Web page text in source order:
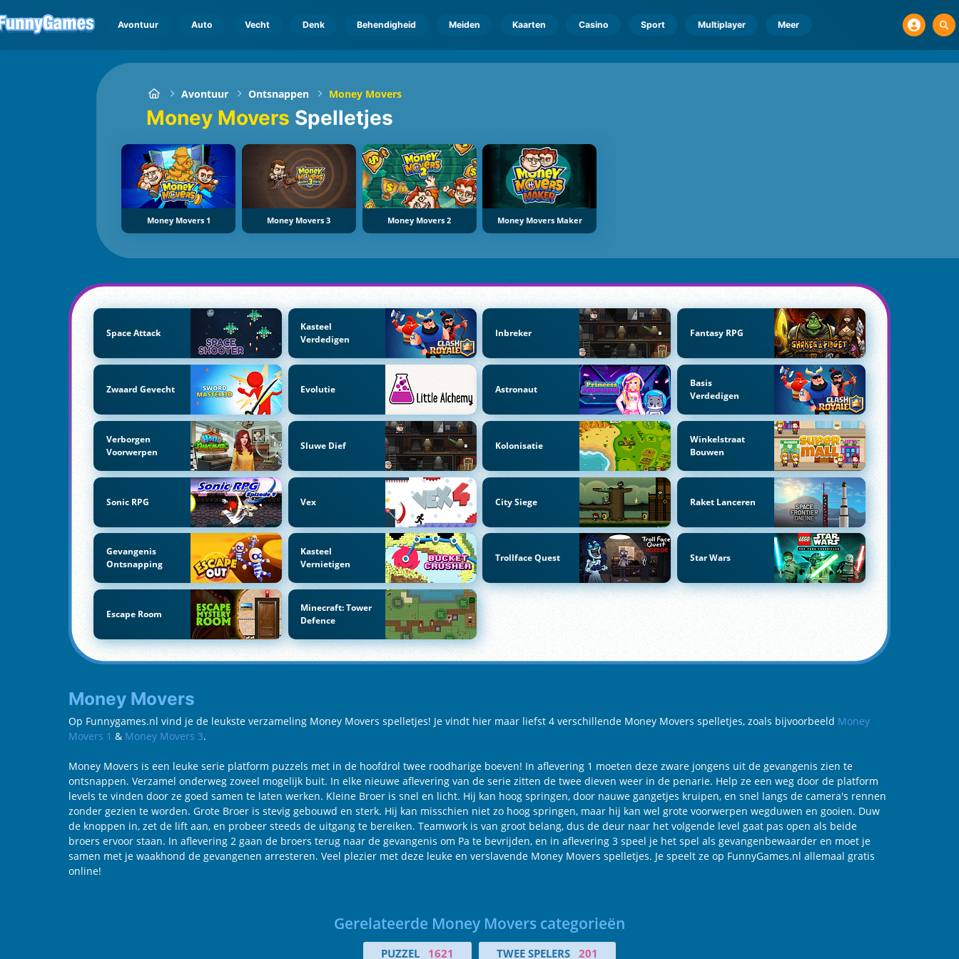
Avontuur Auto Vecht Denk Behendigheid Meiden Kaarten Casino Sport Multiplayer Meer
Avontuur Ontsnappen Money Movers
Money Movers Spelletjes
Money Movers 1 Money Movers 3 Money Movers 2 Money Movers Maker
Space Attack
Kasteel
Verdedigen
Inbreker Fantasy RPG
Zwaard Gevecht Evolutie Astronaut
Basis
Verdedigen
Verborgen
Voorwerpen
Sluwe Dief Kolonisatie
Winkelstraat
Bouwen
Sonic RPG Vex City Siege Raket Lanceren
Gevangenis
Ontsnapping
Kasteel
Vernietigen
Trollface Quest Star Wars
Escape Room
Minecraft: Tower
Defence
Money Movers
Op Funnygames.nl vind je de leukste verzameling Money Movers spelletjes! Je vindt hier maar liefst 4 verschillende Money Movers spelletjes, zoals bijvoorbeeld Money
Movers 1 & Money Movers 3.
Money Movers is een leuke serie platform puzzels met in de hoofdrol twee roodharige boeven! In aflevering 1 moeten deze zware jongens uit de gevangenis zien te
ontsnappen. Verzamel onderweg zoveel mogelijk buit. In elke nieuwe aflevering van de serie zitten de twee dieven weer in de penarie. Help ze een weg door de platform
levels te vinden door ze goed samen te laten werken. Kleine Broer is snel en licht. Hij kan hoog springen, door nauwe gangetjes kruipen, en snel langs de camera's rennen
zonder gezien te worden. Grote Broer is stevig gebouwd en sterk. Hij kan misschien niet zo hoog springen, maar hij kan wel grote voorwerpen wegduwen en gooien. Duw
de knoppen in, zet de lift aan, en probeer steeds de uitgang te bereiken. Teamwork is van groot belang, dus de deur naar het volgende level gaat pas open als beide
broers ervoor staan. In aflevering 2 gaan de broers terug naar de gevangenis om Pa te bevrijden, en in aflevering 3 speel je het spel als gevangenbewaarder en moet je
samen met je waakhond de gevangenen arresteren. Veel plezier met deze leuke en verslavende Money Movers spelletjes. Je speelt ze op FunnyGames.nl allemaal gratis
online!
Gerelateerde Money Movers categorieën
PUZZEL 1621 TWEE SPELERS 201